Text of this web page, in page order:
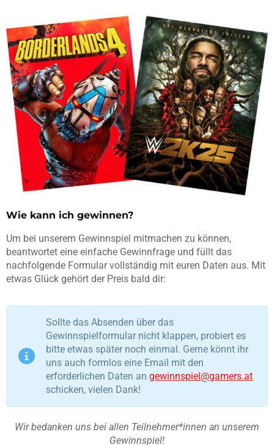
Wie kann ich gewinnen?
Um bei unserem Gewinnspiel mitmachen zu können,
beantwortet eine einfache Gewinnfrage und füllt das
nachfolgende Formular vollständig mit euren Daten aus. Mit
etwas Glück gehört der Preis bald dir:
Sollte das Absenden über das
Gewinnspielformular nicht klappen, probiert es
bitte etwas später noch einmal. Gerne könnt ihr
uns auch formlos eine Email mit den
erforderlichen Daten an gewinnspiel@gamers.at
schicken, vielen Dank!
Wir bedanken uns bei allen Teilnehmer*innen an unserem
Gewinnspiel!